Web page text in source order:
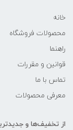
خانه
محصولات فروشگاه
راهنما
قوانین و مقررات
تماس با ما
معرفی محصولات
از تخفیف‌ها و